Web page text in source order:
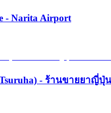
- Narita Airport
- ร้านขายยาญี่